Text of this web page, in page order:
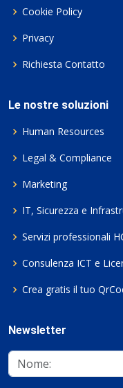
Cookie Policy
Privacy
Richiesta Contatto
Le nostre soluzioni
Human Resources
Legal & Compliance
Marketing
IT, Sicurezza e
Servizi professionali
Consulenza ICT e
Crea gratis il tuo
Newsletter